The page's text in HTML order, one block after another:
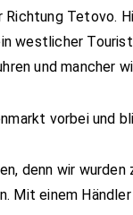
Tetovo.
westlicher
und mancher
vorbei und
denn wir
Mit einem